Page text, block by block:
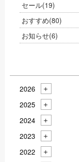
セール(19)
おすすめ(80)
お知らせ(6)
2026
2025
2024
2023
2022